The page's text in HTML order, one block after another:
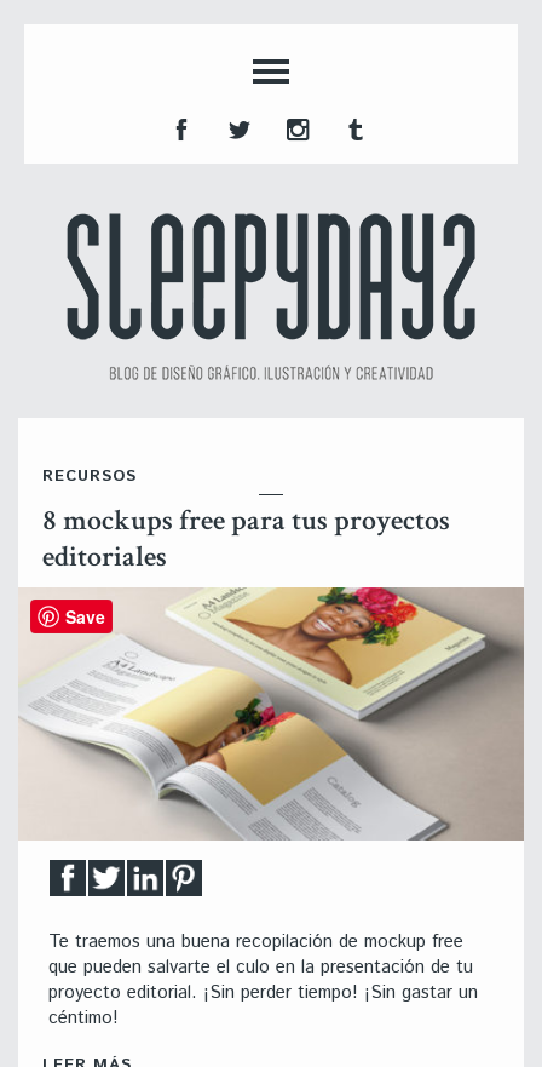
RECURSOS
8 mockups free para tus proyectos
editoriales
Te traemos una buena recopilación de mockup free
que pueden salvarte el culo en la presentación de tu
proyecto editorial. ¡Sin perder tiempo! ¡Sin gastar un
céntimo!
Save